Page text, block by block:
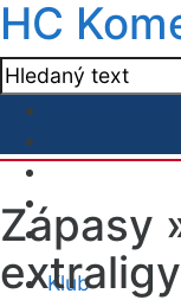
HC
Klub
Zápasy
extraligy